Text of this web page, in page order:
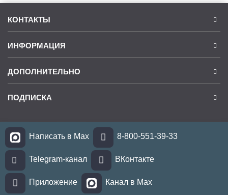
КОНТАКТЫ
ИНФОРМАЦИЯ
ДОПОЛНИТЕЛЬНО
ПОДПИСКА
Написать в Max 8-800-551-39-33
Telegram-канал ВКонтакте
Приложение Канал в Max